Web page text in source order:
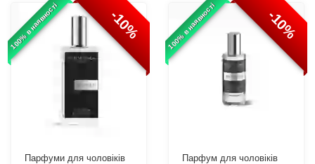
100% в наявності -10%
Парфуми для чоловіків
100% в наявності -10%
Парфум для чоловіків